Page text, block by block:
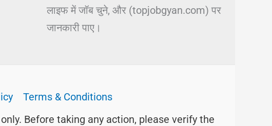
लाइफ में जॉब चुने, और (topjobgyan.com) पर
जानकारी पाए।
Terms & Conditions
Before taking any action, please verify the